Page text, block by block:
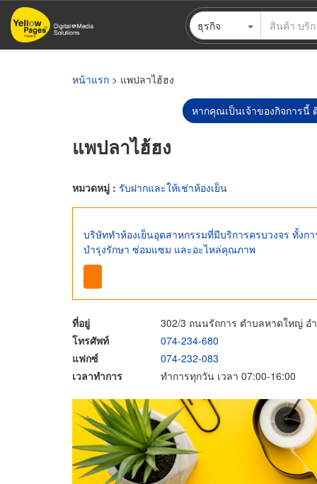
ข้าม
ไป
ธุรกิจ
หน้าแรก > แพปลาไฮ้ฮง
หากคุณเป็นเจ้าของกิจการนี้
แพปลาไฮ้ฮง
หมวดหมู่ : รับฝากและให้เช่าห้องเย็น
บริษัททำห้องเย็นอุตสาหกรรมที่มีบริการครบวงจร ทั้งก
บำรุงรักษา ซ่อมแซม และอะไหล่คุณภาพ
ที่อยู่
302/3 ถนนรัถการ ตำบลหาดใหญ่ อ
โทรศัพท์
074-234-680
แฟกซ์
074-232-083
เวลาทำการ
ทำการทุกวัน เวลา 07:00-16:00